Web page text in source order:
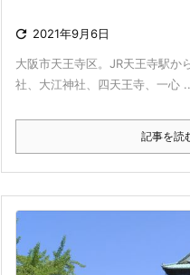
 2021年9月6日
大阪市天王寺区。JR天王寺駅か
社、大江神社、四天王寺、一心
記事を読